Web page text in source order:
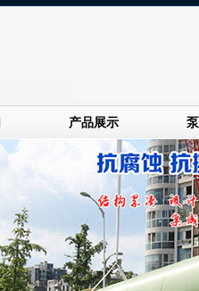
产品展示